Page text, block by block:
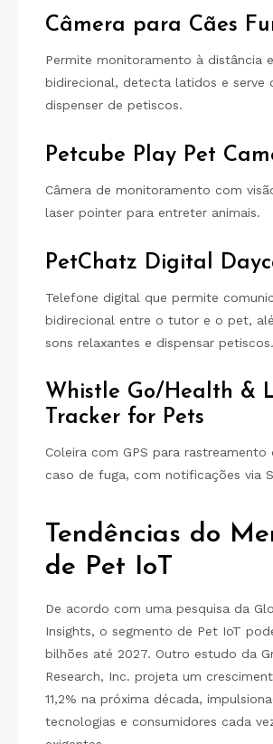
Câmera para Cães
Permite monitoramento à distância
bidirecional, detecta latidos e serve
dispenser de petiscos.
Petcube Play Pet
Câmera de monitoramento com
laser pointer para entreter animais.
PetChatz Digital
Telefone digital que permite
bidirecional entre o tutor e o pet,
sons relaxantes e dispensar petiscos.
Whistle Go/Health &
Tracker for Pets
Coleira com GPS para rastreamento
caso de fuga, com notificações via
Tendências do
de Pet IoT
De acordo com uma pesquisa da
Insights, o segmento de Pet IoT
bilhões até 2027. Outro estudo da
Research, Inc. projeta um
11,2% na próxima década,
tecnologias e consumidores cada